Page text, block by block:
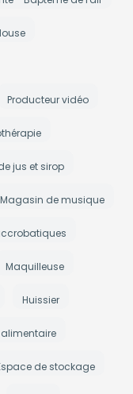
Producteur vidéo
jus et sirop
Magasin de musique
Maquilleuse
Huissier
de stockage